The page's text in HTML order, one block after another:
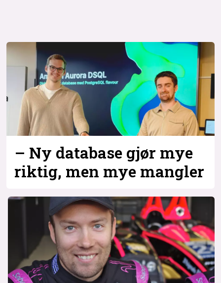
– Ny database gjør mye
riktig, men mye mangler